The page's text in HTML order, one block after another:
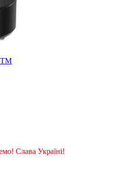
Слава Україні!